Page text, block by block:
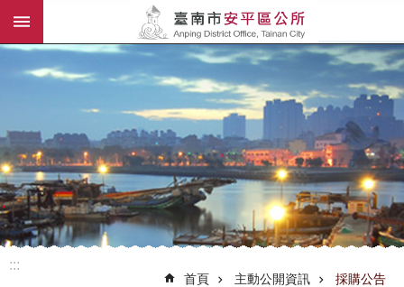
跳到主要內容區塊
:::
首頁 主動公開資訊 採購公告